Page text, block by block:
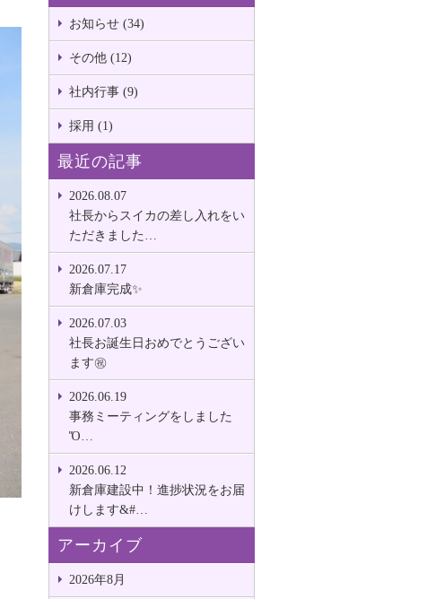
お知らせ (34)
その他 (12)
社内行事 (9)
採用 (1)
最近の記事
2026.08.07
社長からスイカの差し入れをい
ただきました…
2026.07.17
新倉庫完成✨
2026.07.03
社長お誕生日おめでとうござい
ます㊗
2026.06.19
事務ミーティングをしました
Ὅ…
2026.06.12
新倉庫建設中！進捗状況をお届
けします&#…
アーカイブ
2026年8月